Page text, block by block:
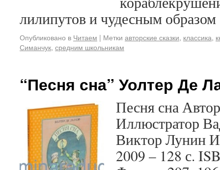
лилипутов и чудесным
Опубликовано в Читаем | Метки авторские сказки, классика,
Симанчук, средним школьникам
“Песня сна” Уолтер Де
Песня сна
Иллюстратор
Виктор Лунин
2009 – 128 с.